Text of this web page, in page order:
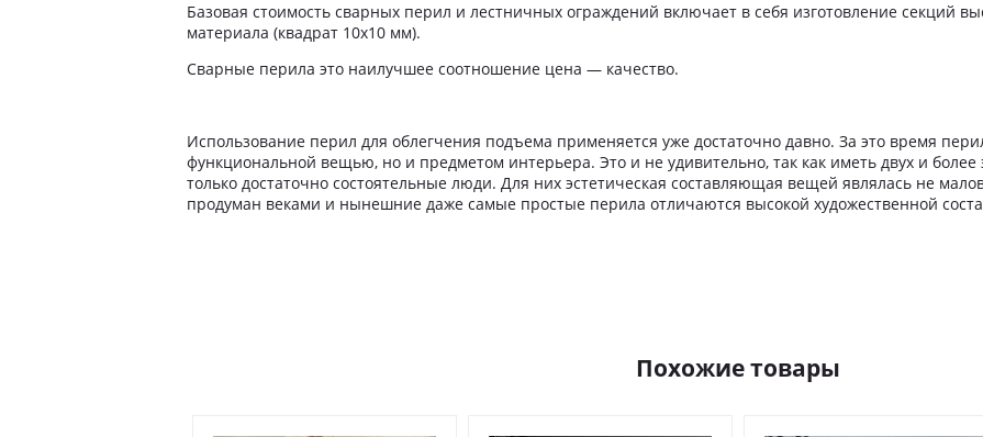
Базовая стоимость сварных перил и лестничных ограждений включает в себя изготовление секций
материала (квадрат 10х10 мм).
Сварные перила это наилучшее соотношение цена — качество.
Использование перил для облегчения подъема применяется уже достаточно давно. За это время
функциональной вещью, но и предметом интерьера. Это и не удивительно, так как иметь двух и
только достаточно состоятельные люди. Для них эстетическая составляющая вещей являлась не
продуман веками и нынешние даже самые простые перила отличаются высокой художественной
Похожие товары